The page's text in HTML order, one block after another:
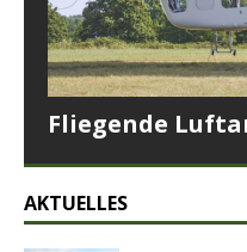
Fliegende
AKTUELLES